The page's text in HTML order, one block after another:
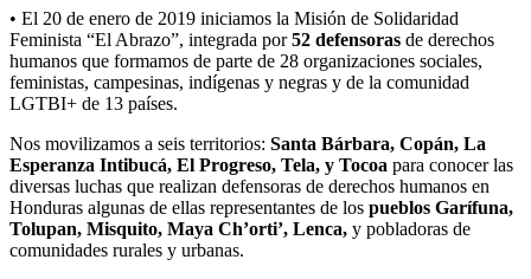
• El 20 de enero de 2019 iniciamos la Misión de Solidaridad
Feminista “El Abrazo”, integrada por52 defensoras de derechos
humanos que formamos de parte de 28 organizaciones sociales,
feministas, campesinas, indígenas y negras y de la comunidad
LGTBI+ de 13 países.
Nos movilizamos a seis territorios: Santa Bárbara, Copán, La
Esperanza Intibucá, El Progreso, Tela, y Tocoa para conocer las
diversas luchas que realizan defensoras de derechos humanos en
Honduras algunas de ellas representantes de los pueblos Garífuna,
Tolupan, Misquito, Maya Ch’orti’, Lenca, y pobladoras de
comunidades rurales y urbanas.